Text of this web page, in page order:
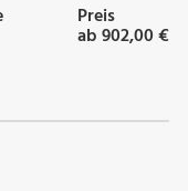
Preis
ab 902,00 €